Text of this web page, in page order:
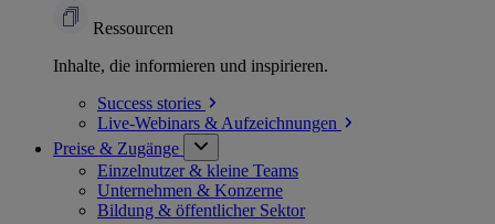
Ressourcen
Inhalte, die informieren und inspirieren.
Success stories
Live-Webinars & Aufzeichnungen
Preise & Zugänge
Einzelnutzer & kleine Teams
Unternehmen & Konzerne
Bildung & öffentlicher Sektor